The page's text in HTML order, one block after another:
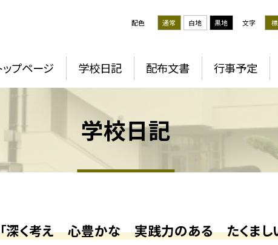
配色 通常 白地 黒地 文字
ップページ 学校日記 配布文書 行事予定
学校日記
深く考え 心豊かな 実践力のある たくまし